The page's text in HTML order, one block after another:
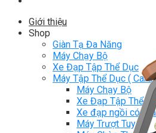
Giới thiệu
Shop
Giàn Tạ Đa Năng
Máy Chạy Bộ
Xe Đạp Tập Thể Dục
Máy Tập Thể Dục (
Máy Chạy Bộ
Xe Đạp Tập Thể
Xe đạp ngồi có
Máy Trượt Tuyết